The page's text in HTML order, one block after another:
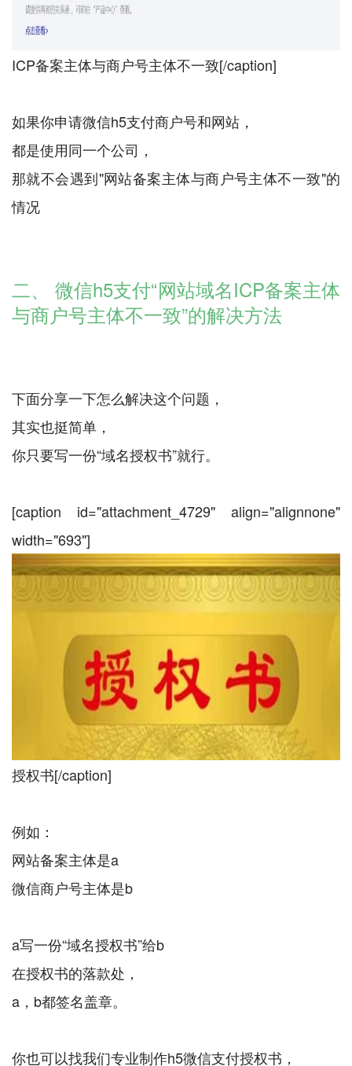
ICP备案主体与商户号主体不一致[/caption]
如果你申请微信h5支付商户号和网站，
都是使用同一个公司，
那就不会遇到"网站备案主体与商户号主体不一致"的
情况
二、 微信h5支付“网站域名ICP备案主体
与商户号主体不一致”的解决方法
下面分享一下怎么解决这个问题，
其实也挺简单，
你只要写一份“域名授权书”就行。
[caption id="attachment_4729" align="alignnone"
width="693"]
授权书[/caption]
例如：
网站备案主体是a
微信商户号主体是b
a写一份“域名授权书”给b
在授权书的落款处，
a，b都签名盖章。
你也可以找我们专业制作h5微信支付授权书，